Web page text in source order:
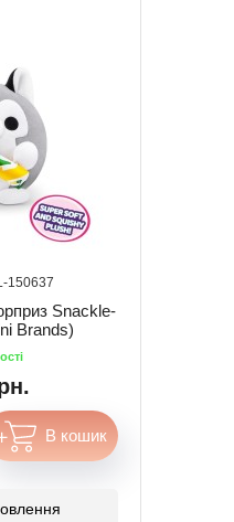
150637
Snackle-
Brands)